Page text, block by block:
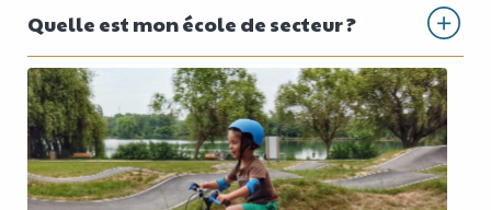
Quelle est mon école de secteur ?